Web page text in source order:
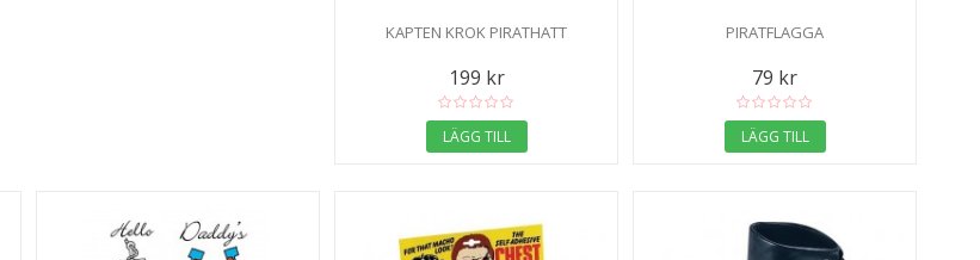
KAPTEN KROK PIRATHATT
199 kr
LÄGG TILL
PIRATFLAGGA
79 kr
LÄGG TILL